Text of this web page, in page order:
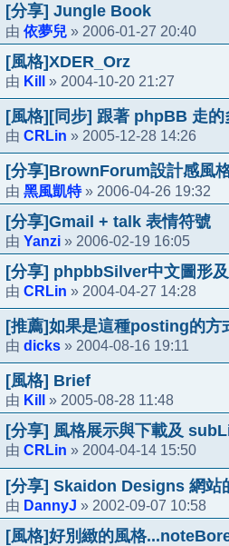
[分享] Jungle Book
由 依夢兒 » 2006-01-27 20:40
[風格]XDER_Orz
由 Kill » 2004-10-20 21:27
[風格][同步] 跟著 phpBB 走
由 CRLin » 2005-12-28 14:26
[分享]BrownForum設計感風
由 黑風凱特» 2006-04-26 19:32
[分享]Gmail + talk 表情符號
由 Yanzi » 2006-02-19 16:05
[分享] phpbbSilver中文圖形
由 CRLin » 2004-04-27 14:28
[推薦]如果是這種posting的
由 dicks » 2004-08-16 19:11
[風格] Brief
由 Kill » 2005-08-28 11:48
[分享] 風格展示與下載及
由 CRLin » 2004-04-14 15:50
[分享] Skaidon Designs 網站
由 DannyJ » 2002-09-07 10:58
[風格]好別緻的風格